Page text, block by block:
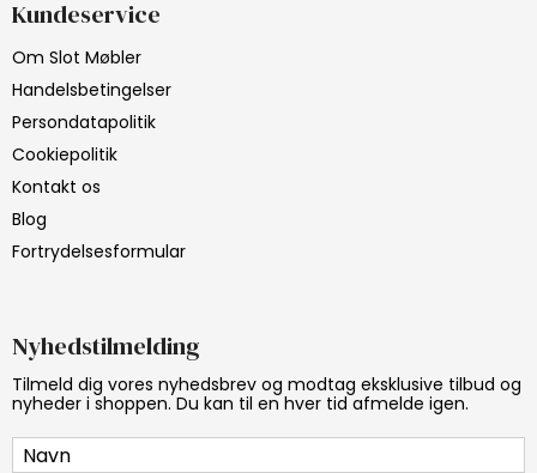
Kundeservice
Om Slot Møbler
Handelsbetingelser
Persondatapolitik
Cookiepolitik
Kontakt os
Blog
Fortrydelsesformular
Nyhedstilmelding
Tilmeld dig vores nyhedsbrev og modtag eksklusive tilbud og
nyheder i shoppen. Du kan til en hver tid afmelde igen.